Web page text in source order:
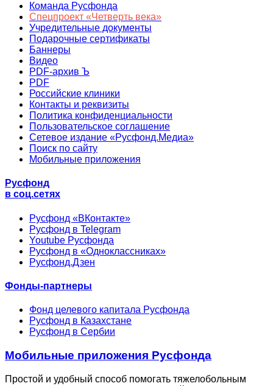
Команда Русфонда
Спецпроект «Четверть века»
Учредительные документы
Подарочные сертификаты
Баннеры
Видео
PDF-архив Ъ
PDF
Российские клиники
Контакты и реквизиты
Политика конфиденциальности
Пользовательское соглашение
Сетевое издание «Русфонд.Медиа»
Поиск по сайту
Мобильные приложения
Русфонд
в соц.сетях
Русфонд «ВКонтакте»
Русфонд в Telegram
Youtube Русфонда
Русфонд в «Одноклассниках»
Русфонд.Дзен
Фонды-партнеры
Фонд целевого капитала Русфонда
Русфонд в Казахстане
Русфонд в Сербии
Мобильные приложения Русфонда
Простой и удобный способ помогать тяжелобольным